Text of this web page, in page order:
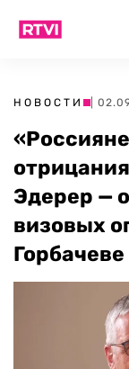
НОВОСТИ |
Эдерер —
визовых
Горбачеве